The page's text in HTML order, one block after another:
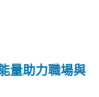
量助力職場與